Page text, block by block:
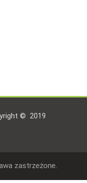
© 2019
zastrzeżone.